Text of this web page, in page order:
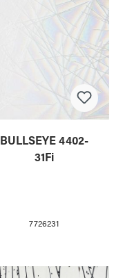
BULLSEYE 4402-
31Fi
7726231